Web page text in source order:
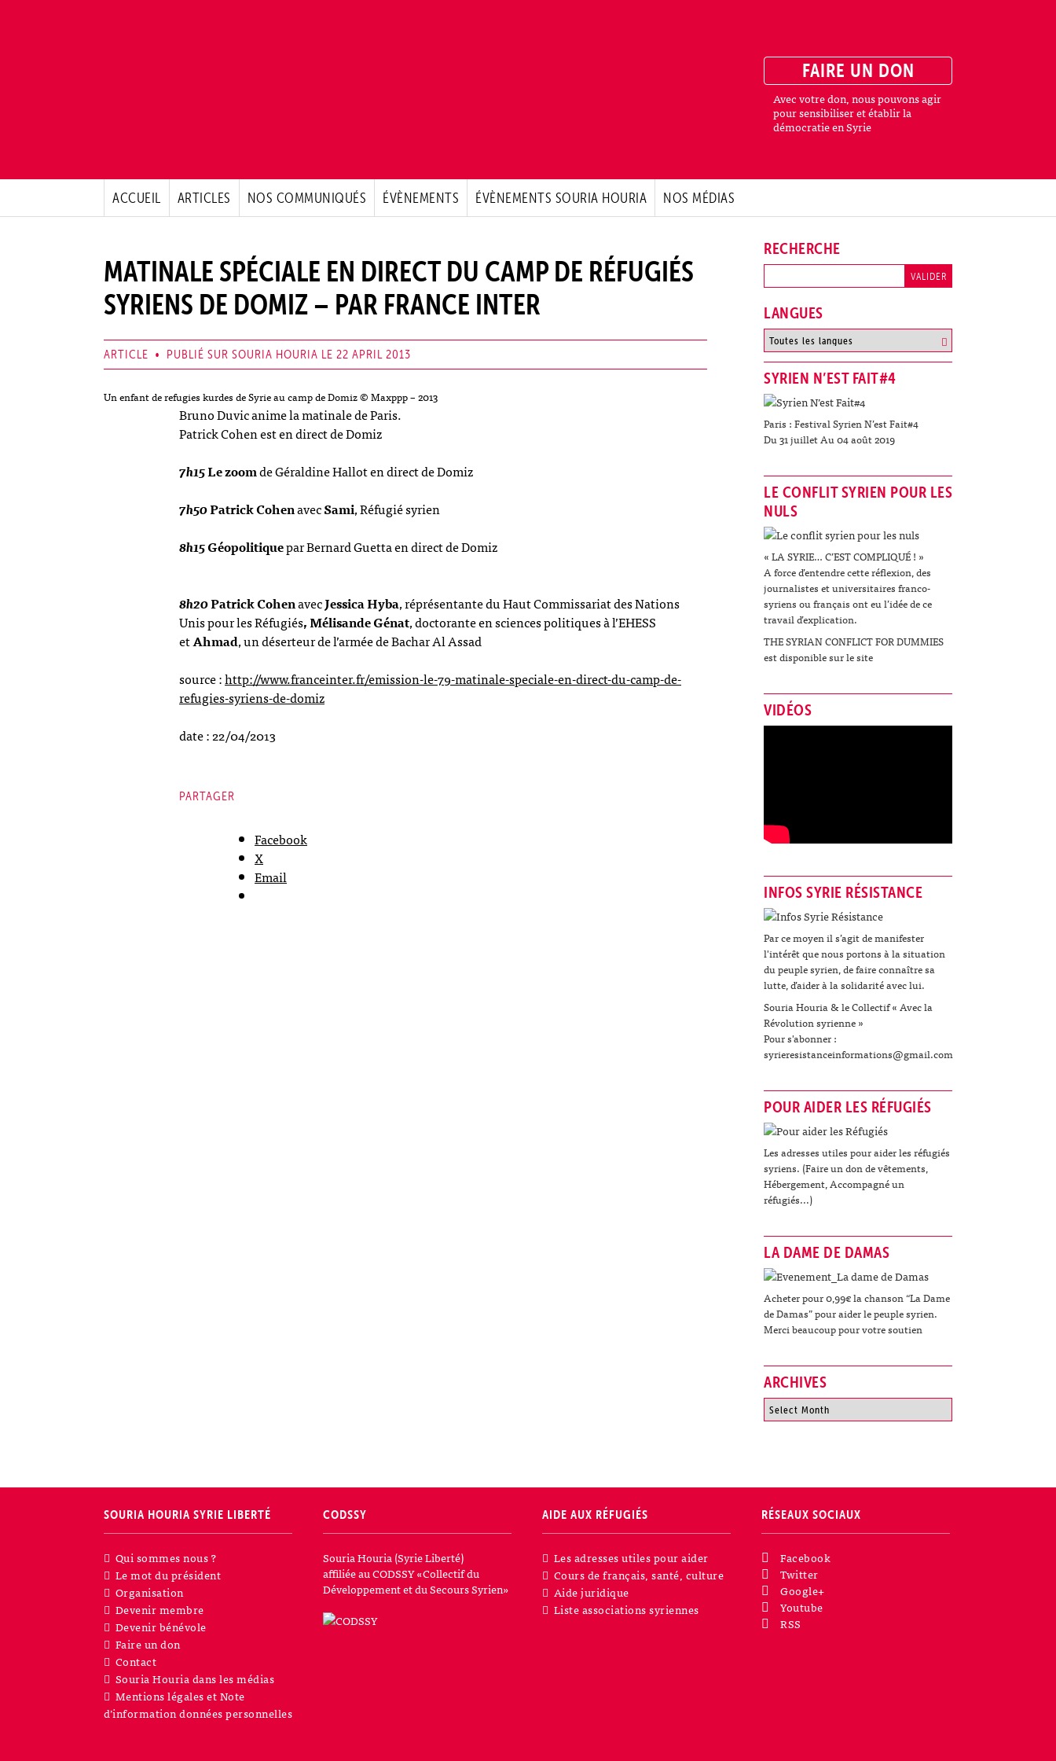
FAIRE UN DON
Avec votre don, nous pouvons agir
pour sensibiliser et établir la
démocratie en Syrie
ACCUEIL ARTICLES NOS COMMUNIQUÉS ÉVÈNEMENTS ÉVÈNEMENTS SOURIA HOURIA NOS MÉDIAS
MATINALE SPÉCIALE EN DIRECT DU CAMP DE RÉFUGIÉS
SYRIENS DE DOMIZ – PAR FRANCE INTER
ARTICLE • PUBLIÉ SUR SOURIA HOURIA LE 22 APRIL 2013
Un enfant de refugies kurdes de Syrie au camp de Domiz © Maxppp – 2013
Bruno Duvic anime la matinale de Paris.
Patrick Cohen est en direct de Domiz
7h15Le zoomde Géraldine Hallot en direct de Domiz
7h50Patrick CohenavecSami, Réfugié syrien
8h15Géopolitiquepar Bernard Guetta en direct de Domiz
8h20Patrick CohenavecJessica Hyba, réprésentante du Haut Commissariat des Nations
Unis pour les Réfugiés, Mélisande Génat, doctorante en sciences politiques à l’EHESS
etAhmad, un déserteur de l’armée de Bachar Al Assad
source :http://www.franceinter.fr/emission-le-79-matinale-speciale-en-direct-du-camp-de-
refugies-syriens-de-domiz
date : 22/04/2013
PARTAGER
Facebook
X
Email
RECHERCHE
LANGUES
SYRIEN N’EST FAIT#4
Paris : Festival Syrien N’est Fait#4
Du 31 juillet Au 04 août 2019
LE CONFLIT SYRIEN POUR LES
NULS
« LA SYRIE… C’EST COMPLIQUÉ ! »
A force d’entendre cette réflexion, des
journalistes et universitaires franco-
syriens ou français ont eu l’idée de ce
travail d’explication.
THE SYRIAN CONFLICT FOR DUMMIES
est disponible sur le site
VIDÉOS
INFOS SYRIE RÉSISTANCE
Par ce moyen il s’agit de manifester
l'intérêt que nous portons à la situation
du peuple syrien, de faire connaître sa
lutte, d’aider à la solidarité avec lui.
Souria Houria & le Collectif « Avec la
Révolution syrienne »
Pour s'abonner :
syrieresistanceinformations@gmail.com
POUR AIDER LES RÉFUGIÉS
Les adresses utiles pour aider les réfugiés
syriens. (Faire un don de vêtements,
Hébergement, Accompagné un
réfugiés...)
LA DAME DE DAMAS
Acheter pour 0,99€ la chanson “La Dame
de Damas” pour aider le peuple syrien.
Merci beaucoup pour votre soutien
ARCHIVES
SOURIA HOURIA SYRIE LIBERTÉ
Qui sommes nous ?
Le mot du président
Organisation
Devenir membre
Devenir bénévole
Faire un don
Contact
Souria Houria dans les médias
Mentions légales et Note
d’information données personnelles
CODSSY
Souria Houria (Syrie Liberté)
affiliée au CODSSY «Collectif du
Développement et du Secours Syrien»
AIDE AUX RÉFUGIÉS
Les adresses utiles pour aider
Cours de français, santé, culture
Aide juridique
Liste associations syriennes
RÉSEAUX SOCIAUX
Facebook
Twitter
Google+
Youtube
RSS